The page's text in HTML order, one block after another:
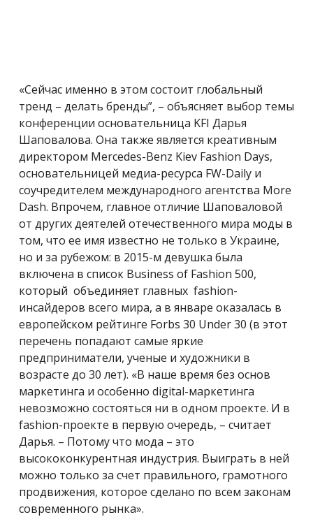
«Сейчас именно в этом состоит глобальный
тренд – делать бренды”, – объясняет выбор темы
конференции основательница KFI Дарья
Шаповалова. Она также является креативным
директором Mercedes-Benz Kiev Fashion Days,
основательницей медиа-ресурса FW-Daily и
соучредителем международного агентства More
Dash. Впрочем, главное отличие Шаповаловой
от других деятелей отечественного мира моды в
том, что ее имя известно не только в Украине,
но и за рубежом: в 2015-м девушка была
включена в список Business of Fashion 500,
который объединяет главных fashion-
инсайдеров всего мира, а в январе оказалась в
европейском рейтинге Forbs 30 Under 30 (в этот
перечень попадают самые яркие
предприниматели, ученые и художники в
возрасте до 30 лет). «В наше время без основ
маркетинга и особенно digital-маркетинга
невозможно состояться ни в одном проекте. И в
fashion-проекте в первую очередь, – считает
Дарья. – Потому что мода – это
высококонкурентная индустрия. Выиграть в ней
можно только за счет правильного, грамотного
продвижения, которое сделано по всем законам
современного рынка».